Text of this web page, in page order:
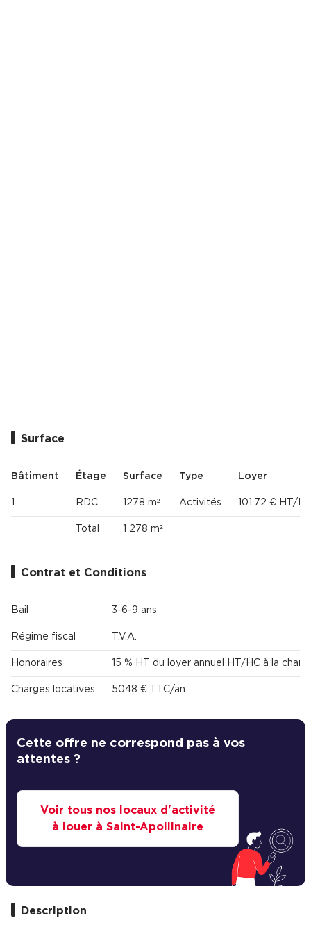
Surface
Bâtiment Étage Surface Type Loyer
1 RDC 1278 m² Activités 101.72 € HT/
Total 1 278 m²
Contrat et Conditions
Bail 3-6-9 ans
Régime fiscal T.V.A.
Honoraires 15 % HT du loyer annuel HT/HC à la
Charges locatives 5048 € TTC/an
Cette offre ne correspond pas à vos
attentes ?
Voir tous nos locaux d'activité
à louer à Saint-Apollinaire
Description